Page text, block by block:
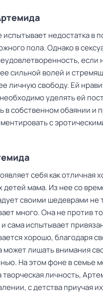
недостатка в
пола. Однако в
если
сильной волей и
личную свободу. Ей
уделять ей
в собственном обаянии и
с
себя как отличная
мама. Из нее со
своими шедеврами не
много. Она не против
сама испытывает
хорошо, благодаря
может лишать внимания
На этом фоне в семье
личность,
с детства приучая